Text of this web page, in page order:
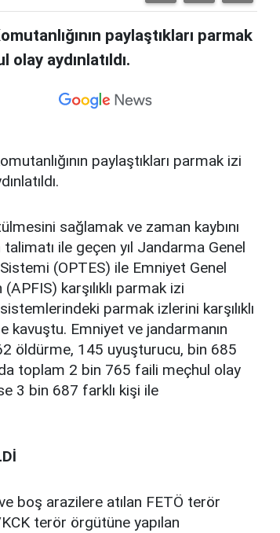
paylaştıkları parmak
aydınlatıldı.
paylaştıkları parmak izi
sağlamak ve zaman kaybını
ile geçen yıl Jandarma Genel
(OPTES) ile Emniyet Genel
karşılıklı parmak izi
parmak izlerini karşılıklı
Emniyet ve jandarmanın
öldürme, 145 uyuşturucu, bin 685
toplam 2 bin 765 faili meçhul olay
3 bin 687 farklı kişi ile
boş arazilere atılan FETÖ terör
terör örgütüne yapılan